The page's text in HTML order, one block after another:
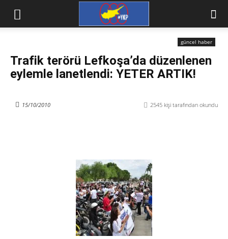
güncel haber
Trafik terörü Lefkoşa’da düzenlenen
eylemle lanetlendi: YETER ARTIK!
2545 kişi tarafından okundu
15/10/2010